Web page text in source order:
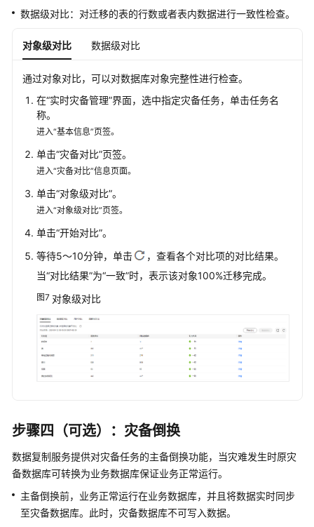
数据级对比： 对迁移的表的行数或者表内数据进行一致性检查。
对象级对比 数据级对比
通过对象对比，可以对数据库对象完整性进行检查。
在“实时灾备管理”界面，选中指定灾备任务，单击任务名
称。
进入“基本信息”页签。
单击“灾备对比”页签。
进入“灾备对比”信息页面。
单击“对象级对比”。
进入“对象级对比”页签。
单击“开始对比”。
等待5～10分钟，单击
，查看各个对比项的对比结果。
当“对比结果”为“一致”时，表示该对象100%迁移完成。
图7 对象级对比
步骤四（可选）：灾备倒换
数据复制服务提供对灾备任务的主备倒换功能，当灾难发生时原灾
备数据库可转换为业务数据库保证业务正常运行。
主备倒换前，业务正常运行在业务数据库，并且将数据实时同步
至灾备数据库。此时，灾备数据库不可写入数据。